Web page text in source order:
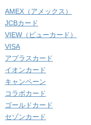
AMEX（アメックス）
JCBカード
VIEW（ビューカード）
VISA
アプラスカード
イオンカード
キャンペーン
コラボカード
ゴールドカード
セゾンカード